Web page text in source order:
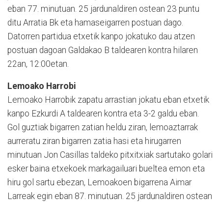
eban 77. minutuan. 25 jardunaldiren ostean 23 puntu
ditu Arratia Bk eta hamaseigarren postuan dago.
Datorren partidua etxetik kanpo jokatuko dau atzen
postuan dagoan Galdakao B taldearen kontra hilaren
22an, 12:00etan.
Lemoako Harrobi
Lemoako Harrobik zapatu arrastian jokatu eban etxetik
kanpo Ezkurdi A taldearen kontra eta 3-2 galdu eban.
Gol guztiak bigarren zatian heldu ziran, lemoaztarrak
aurreratu ziran bigarren zatia hasi eta hirugarren
minutuan Jon Casillas taldeko pitxitxiak sartutako golari
esker baina etxekoek markagailuari bueltea emon eta
hiru gol sartu ebezan, Lemoakoen bigarrena Aimar
Larreak egin eban 87. minutuan. 25 jardunaldiren ostean